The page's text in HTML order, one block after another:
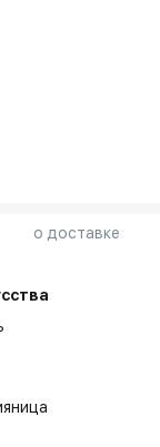
о доставке